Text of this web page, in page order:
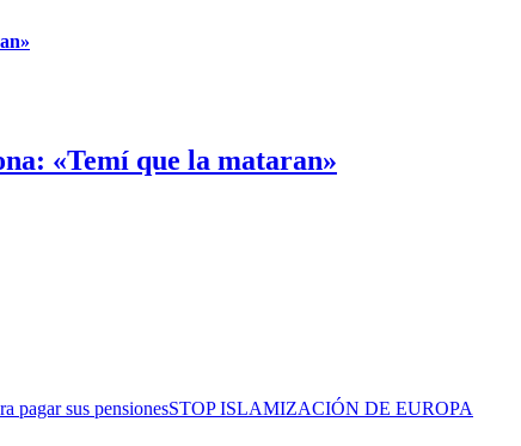
«Temí que la mataran»
pagar sus pensionesSTOP ISLAMIZACIÓN DE EUROPA